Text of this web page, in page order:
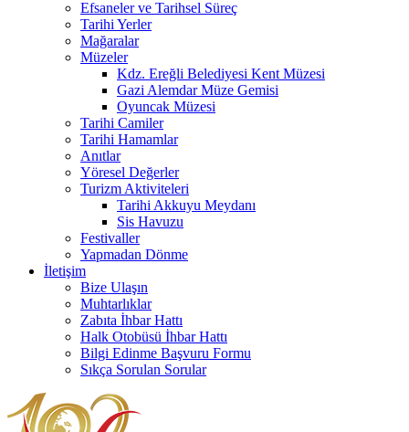
Efsaneler ve Tarihsel Süreç
Tarihi Yerler
Mağaralar
Müzeler
Kdz. Ereğli Belediyesi Kent Müzesi
Gazi Alemdar Müze Gemisi
Oyuncak Müzesi
Tarihi Camiler
Tarihi Hamamlar
Anıtlar
Yöresel Değerler
Turizm Aktiviteleri
Tarihi Akkuyu Meydanı
Sis Havuzu
Festivaller
Yapmadan Dönme
İletişim
Bize Ulaşın
Muhtarlıklar
Zabıta İhbar Hattı
Halk Otobüsü İhbar Hattı
Bilgi Edinme Başvuru Formu
Sıkça Sorulan Sorular